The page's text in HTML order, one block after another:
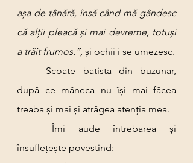
așa de tânără, însă când mă gândesc
că alții pleacă și mai devreme, totuși
a trăit frumos.”, și ochii i se umezesc.
după ce mâneca nu își mai făcea
treaba și mai și atrăgea atenția mea.
însuflețește povestind: